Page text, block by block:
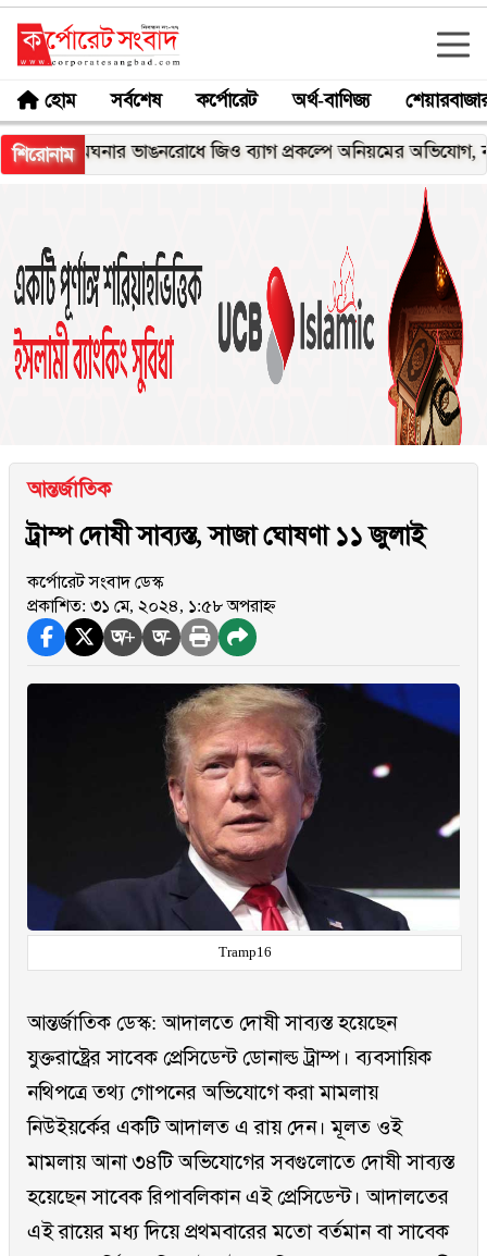
হোম সর্বশেষ কর্পোরেট অর্থ-বাণিজ্য
শিরোনাম
মেঘনার ভাঙনরোধে জিও ব্যাগ প্রকল্পে অনিয়মের অভিযোগ, নদীরকূলে
আন্তর্জাতিক
ট্রাম্প দোষী সাব্যস্ত, সাজা ঘোষণা ১১ জুলাই
কর্পোরেট সংবাদ ডেস্ক
প্রকাশিত: ৩১ মে, ২০২৪, ১:৫৮ অপরাহ্ন
অ+ অ-
Tramp16
আন্তর্জাতিক ডেস্ক: আদালতে দোষী সাব্যস্ত হয়েছেন
যুক্তরাষ্ট্রের সাবেক প্রেসিডেন্ট ডোনাল্ড ট্রাম্প। ব্যবসায়িক
নথিপত্রে তথ্য গোপনের অভিযোগে করা মামলায়
নিউইয়র্কের একটি আদালত এ রায় দেন। মূলত ওই
মামলায় আনা ৩৪টি অভিযোগের সবগুলোতে দোষী সাব্যস্ত
হয়েছেন সাবেক রিপাবলিকান এই প্রেসিডেন্ট। আদালতের
এই রায়ের মধ্য দিয়ে প্রথমবারের মতো বর্তমান বা সাবেক